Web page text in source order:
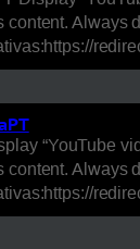
Always
“YouTube
Always